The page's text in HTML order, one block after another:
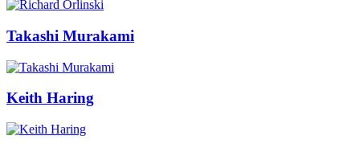
Takashi Murakami
Keith Haring